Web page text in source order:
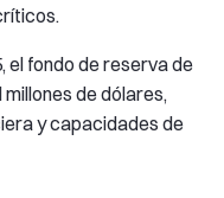
el fondo de reserva de
de dólares,
y capacidades de